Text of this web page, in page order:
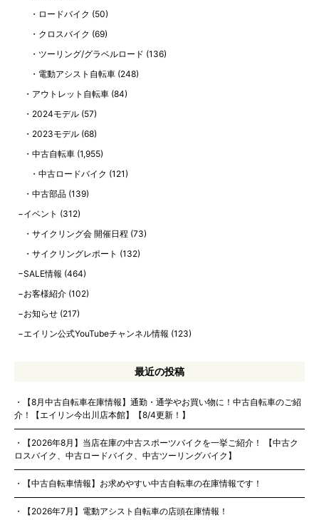
ロードバイク (50)
クロスバイク (69)
ツーリング/グラベルロード (136)
電動アシスト自転車(248)
アウトレット自転車 (84)
2024モデル (57)
2023モデル (68)
中古自転車 (1,955)
中古ロードバイク (121)
中古部品 (139)
イベント (312)
サイクリング会 開催日程 (73)
サイクリングレポート (132)
SALE情報 (464)
お客様紹介 (102)
お知らせ (217)
エイリン公式YouTubeチャンネル情報 (123)
最近の投稿
【8月中古自転車在庫情報】通勤・通学やお買い物に！中古自転車のご紹
介！【エイリン今出川店本館】【8/4更新！】
【2026年8月】当店在庫の中古スポーツバイクを一挙ご紹介！ 【中古ク
ロスバイク、中古ロードバイク、中古ツーリングバイク】
【中古自転車情報】お求めやすい中古自転車の在庫情報です！
【2026年7月】電動アシスト自転車の店頭在庫情報！